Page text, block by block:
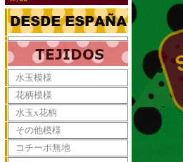
水玉模様
花柄模様
水玉x花柄
その他模様
コチーボ無地